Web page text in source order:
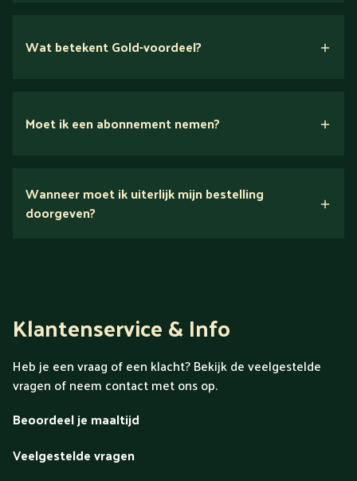
Wat betekent Gold-voordeel?
Ontdek alles over Gold
Moet ik een abonnement nemen?
Wanneer moet ik uiterlijk mijn bestelling
doorgeven?
Klantenservice & Info
Heb je een vraag of een klacht? Bekijk de veelgestelde
vragen of neem contact met ons op.
Beoordeel je maaltijd
Veelgestelde vragen